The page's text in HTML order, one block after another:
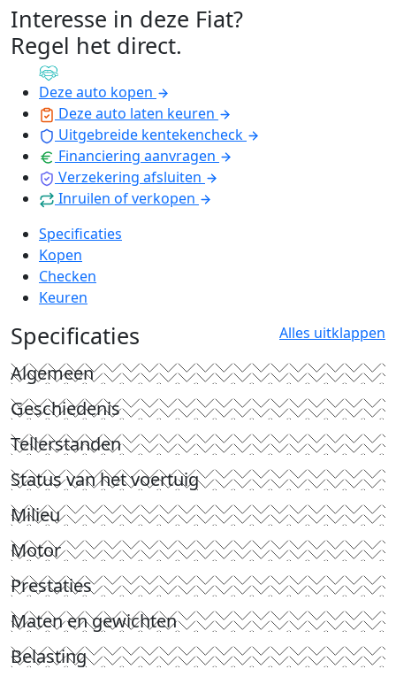
Interesse in deze Fiat?
Regel het direct.
Deze auto kopen
Deze auto laten keuren
Uitgebreide kentekencheck
Financiering aanvragen
Verzekering afsluiten
Inruilen of verkopen
Specificaties
Kopen
Checken
Keuren
Specificaties Alles uitklappen
Algemeen
Geschiedenis
Tellerstanden
Status van het voertuig
Milieu
Motor
Prestaties
Maten en gewichten
Belasting